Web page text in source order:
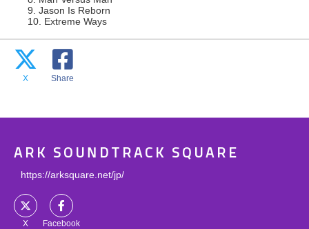
9. Jason Is Reborn
10. Extreme Ways
X Share
ARK SOUNDTRACK SQUARE
https://arksquare.net/jp/
X Facebook